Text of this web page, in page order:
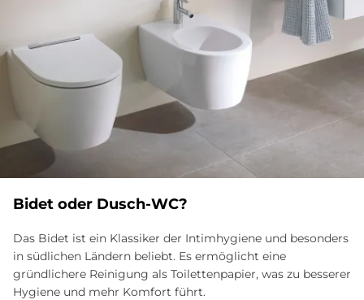
Bidet oder Dusch-WC?
Das Bidet ist ein Klassiker der Intimhygiene und besonders
in südlichen Ländern beliebt. Es ermöglicht eine
gründlichere Reinigung als Toilettenpapier, was zu besserer
Hygiene und mehr Komfort führt.